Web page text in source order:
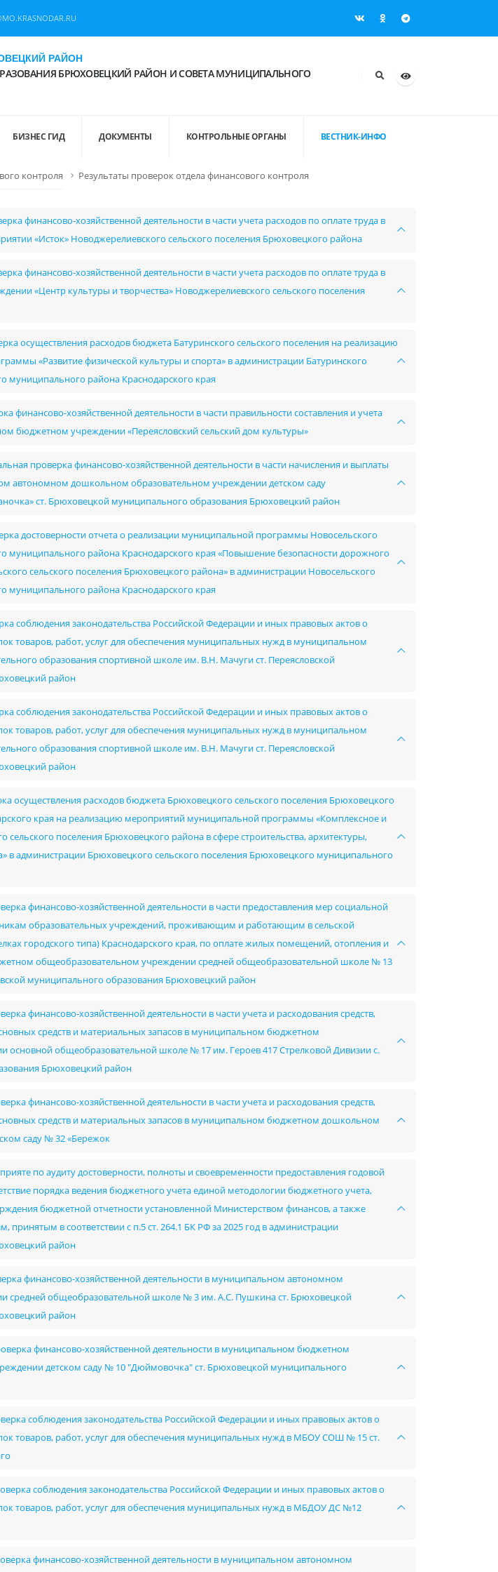
РАЙОН
БРЮХОВЕЦКИЙ РАЙОН И СОВЕТА МУНИЦИПАЛЬНОГО
БИЗНЕС ГИД ДОКУМЕНТЫ КОНТРОЛЬНЫЕ ОРГАНЫ ВЕСТНИК-ИНФО
контроля Результаты проверок отдела финансового контроля
финансово-хозяйственной деятельности в части учета расходов по оплате труда в
«Исток» Новоджерелиевского сельского поселения Брюховецкого района
финансово-хозяйственной деятельности в части учета расходов по оплате труда в
«Центр культуры и творчества» Новоджерелиевского сельского поселения
осуществления расходов бюджета Батуринского сельского поселения на реализацию
«Развитие физической культуры и спорта» в администрации Батуринского
муниципального района Краснодарского края
финансово-хозяйственной деятельности в части правильности составления и учета
бюджетном учреждении «Переясловский сельский дом культуры»
проверка финансово-хозяйственной деятельности в части начисления и выплаты
автономном дошкольном образовательном учреждении детском саду
ст. Брюховецкой муниципального образования Брюховецкий район
достоверности отчета о реализации муниципальной программы Новосельского
муниципального района Краснодарского края «Повышение безопасности дорожного
сельского поселения Брюховецкого района» в администрации Новосельского
муниципального района Краснодарского края
соблюдения законодательства Российской Федерации и иных правовых актов о
товаров, работ, услуг для обеспечения муниципальных нужд в муниципальном
образования спортивной школе им. В.Н. Мачуги ст. Переясловской
район
соблюдения законодательства Российской Федерации и иных правовых актов о
товаров, работ, услуг для обеспечения муниципальных нужд в муниципальном
образования спортивной школе им. В.Н. Мачуги ст. Переясловской
район
осуществления расходов бюджета Брюховецкого сельского поселения Брюховецкого
края на реализацию мероприятий муниципальной программы «Комплексное и
сельского поселения Брюховецкого района в сфере строительства, архитектуры,
в администрации Брюховецкого сельского поселения Брюховецкого муниципального
финансово-хозяйственной деятельности в части предоставления мер социальной
образовательных учреждений, проживающим и работающим в сельской
городского типа) Краснодарского края, по оплате жилых помещений, отопления и
общеобразовательном учреждении средней общеобразовательной школе № 13
муниципального образования Брюховецкий район
финансово-хозяйственной деятельности в части учета и расходования средств,
средств и материальных запасов в муниципальном бюджетном
основной общеобразовательной школе № 17 им. Героев 417 Стрелковой Дивизии с.
Брюховецкий район
финансово-хозяйственной деятельности в части учета и расходования средств,
средств и материальных запасов в муниципальном бюджетном дошкольном
саду № 32 «Бережок
по аудиту достоверности, полноты и своевременности предоставления годовой
порядка ведения бюджетного учета единой методологии бюджетного учета,
бюджетной отчетности установленной Министерством финансов, а также
принятым в соответствии с п.5 ст. 264.1 БК РФ за 2025 год в администрации
район
финансово-хозяйственной деятельности в муниципальном автономном
средней общеобразовательной школе № 3 им. А.С. Пушкина ст. Брюховецкой
район
финансово-хозяйственной деятельности в муниципальном бюджетном
детском саду № 10 "Дюймовочка" ст. Брюховецкой муниципального
соблюдения законодательства Российской Федерации и иных правовых актов о
товаров, работ, услуг для обеспечения муниципальных нужд в МБОУ СОШ № 15 ст.
соблюдения законодательства Российской Федерации и иных правовых актов о
товаров, работ, услуг для обеспечения муниципальных нужд в МБДОУ ДС №12
финансово-хозяйственной деятельности в муниципальном автономном